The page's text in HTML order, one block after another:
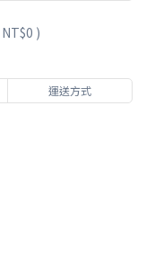
NT$0 )
運送方式